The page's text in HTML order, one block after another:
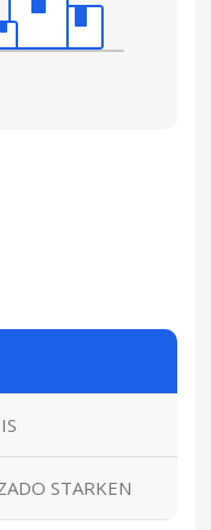
STARKEN